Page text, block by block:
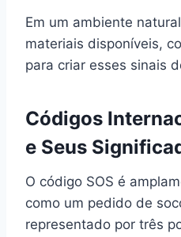
Em um ambiente
materiais disponíveis,
para criar esses sinais
Códigos
e Seus
O código SOS é
como um pedido de
representado por três